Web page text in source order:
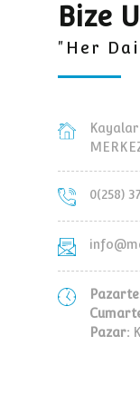
Bize
"Her
0(258)
Pazar: